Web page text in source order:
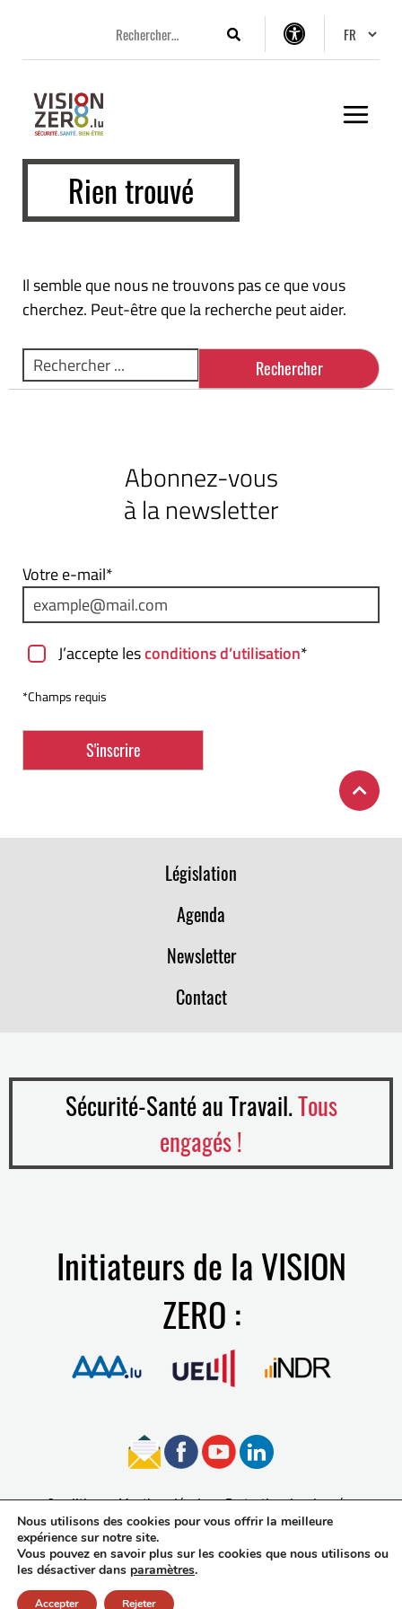
menu
contenu
pied
Rechercher
Options
Rien trouvé
Il semble que nous ne trouvons pas ce que vous
cherchez. Peut-être que la recherche peut aider.
Rechercher
Abonnez-vous
à la newsletter
Votre e-mail*
J’accepte lesconditions d’utilisation*
*Champs requis
Législation
Agenda
Newsletter
Contact
Sécurité-Santé au Travail.Tous
engagés !
Initiateurs de la VISION
ZERO :
Conditions Mentions légales Protection des données
Accessibilité
Nous utilisons des cookies pour vous offrir la meilleure
expérience sur notre site.
Vous pouvez en savoir plus sur les cookies que nous utilisons ou
les désactiver dans paramètres.
Accepter Rejeter